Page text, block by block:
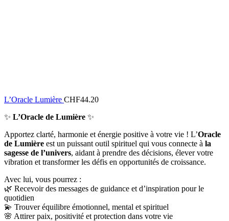
L’Oracle Lumière CHF44.20
✨ L’Oracle de Lumière ✨
Apportez clarté, harmonie et énergie positive à votre vie ! L’Oracle
de Lumière est un puissant outil spirituel qui vous connecte à la
sagesse de l’univers, aidant à prendre des décisions, élever votre
vibration et transformer les défis en opportunités de croissance.
Avec lui, vous pourrez :
🌿 Recevoir des messages de guidance et d’inspiration pour le
quotidien
💫 Trouver équilibre émotionnel, mental et spirituel
🌸 Attirer paix, positivité et protection dans votre vie